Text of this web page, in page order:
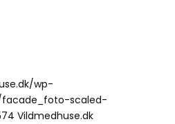
wp-
scaled-
Vildmedhuse.dk